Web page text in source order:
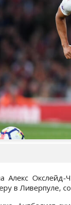
Алекс
в Ливерпуле,